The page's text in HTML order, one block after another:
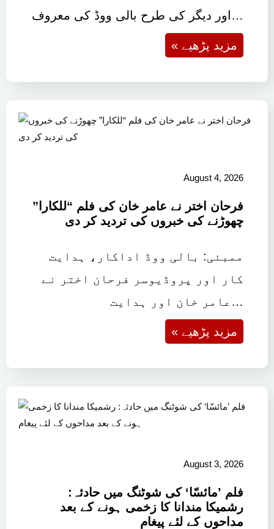
اور دیگر کی طرح بالی ووڈ کی معروف…
« مزید پڑھیے
August 4, 2026
فرحان اختر نے عامر خان کی فلم “للکارا”
چھوڑنے کی خبروں کی تردید کر دی
ممبئی: بالی ووڈ اداکار، ہدایت
کار اور پروڈیوسر فرحان اختر نے
عامر خان اور ہدایت…
« مزید پڑھیے
August 3, 2026
فلم ’مائسّا‘ کی شوٹنگ میں حادثہ:
رشمیکا مندانا کا زخمی ہونے کے بعد
مداحوں کے لئے پیغام